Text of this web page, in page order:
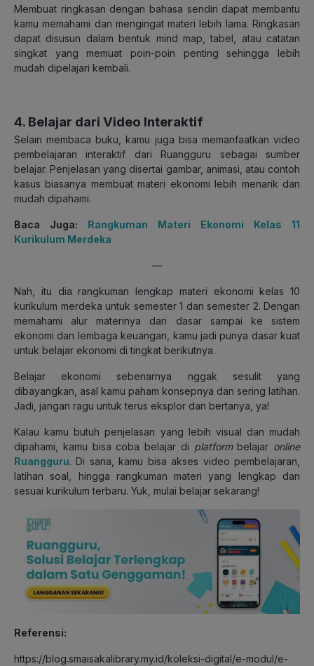
Membuat ringkasan dengan bahasa sendiri dapat membantu
kamu memahami dan mengingat materi lebih lama. Ringkasan
dapat disusun dalam bentuk mind map, tabel, atau catatan
singkat yang memuat poin-poin penting sehingga lebih
mudah dipelajari kembali.
4. Belajar dari Video Interaktif
Selain membaca buku, kamu juga bisa memanfaatkan video
pembelajaran interaktif dari Ruangguru sebagai sumber
belajar. Penjelasan yang disertai gambar, animasi, atau contoh
kasus biasanya membuat materi ekonomi lebih menarik dan
mudah dipahami.
Baca Juga: Rangkuman Materi Ekonomi Kelas 11
Kurikulum Merdeka
—
Nah, itu dia rangkuman lengkap materi ekonomi kelas 10
kurikulum merdeka untuk semester 1 dan semester 2. Dengan
memahami alur materinya dari dasar sampai ke sistem
ekonomi dan lembaga keuangan, kamu jadi punya dasar kuat
untuk belajar ekonomi di tingkat berikutnya.
Belajar ekonomi sebenarnya nggak sesulit yang
dibayangkan, asal kamu paham konsepnya dan sering latihan.
Jadi, jangan ragu untuk terus eksplor dan bertanya, ya!
Kalau kamu butuh penjelasan yang lebih visual dan mudah
dipahami, kamu bisa coba belajar di platform belajar online
Ruangguru. Di sana, kamu bisa akses video pembelajaran,
latihan soal, hingga rangkuman materi yang lengkap dan
sesuai kurikulum terbaru. Yuk, mulai belajar sekarang!
Referensi:
https://blog.smaisakalibrary.my.id/koleksi-digital/e-modul/e-